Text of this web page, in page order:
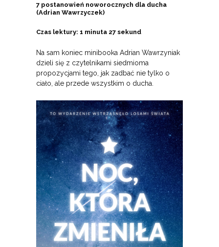
7 postanowień noworocznych dla ducha
(Adrian Wawrzyczek)
Czas lektury: 1 minuta 27 sekund
Na sam koniec minibooka Adrian Wawrzyniak
dzieli się z czytelnikami siedmioma
propozycjami tego, jak zadbać nie tylko o
ciało, ale przede wszystkim o ducha.